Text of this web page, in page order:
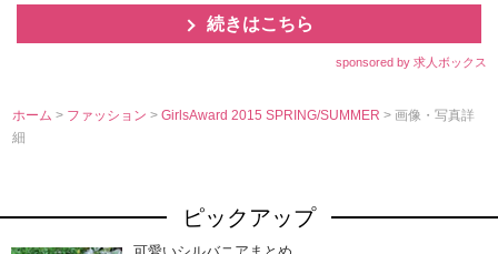
続きはこちら
sponsored by 求人ボックス
ホーム > ファッション>GirlsAward 2015 SPRING/SUMMER> 画像・写真詳
細
ピックアップ